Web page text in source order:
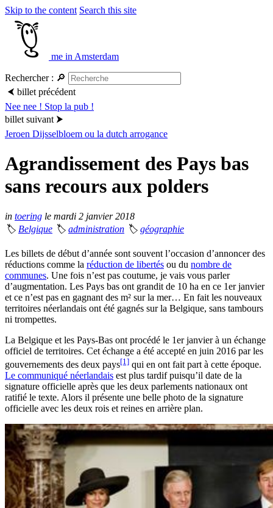
Skip to the content Search this site
me in Amsterdam
Rechercher : 🔎
⮜ billet précédent
Nee nee ! Stop la pub !
billet suivant ⮞
Jeroen Dijsselbloem ou la dutch arrogance
Agrandissement des Pays bas
sans recours aux polders
in toering le mardi 2 janvier 2018
🏷 Belgique 🏷 administration 🏷 géographie
Les billets de début d’année sont souvent l’occasion d’annoncer des
réductions comme la réduction de libertés ou du nombre de
communes. Une fois n’est pas coutume, je vais vous parler
d’augmentation. Les Pays bas ont grandit de 10 ha en ce 1er janvier
et ce n’est pas en gagnant des m² sur la mer… En fait les nouveaux
territoires néerlandais ont été gagnés sur la Belgique, sans tambours
ni trompettes.
La Belgique et les Pays-Bas ont procédé le 1er janvier à un échange
officiel de territoires. Cet échange a été accepté en juin 2016 par les
gouvernements des deux pays[1] qui en ont fait part à cette époque.
Le communiqué néerlandais est plus tardif puisqu’il date de la
signature officielle après que les deux parlements nationaux ont
ratifié le texte. Alors il présente une belle photo de la signature
officielle avec les deux rois et reines en arrière plan.